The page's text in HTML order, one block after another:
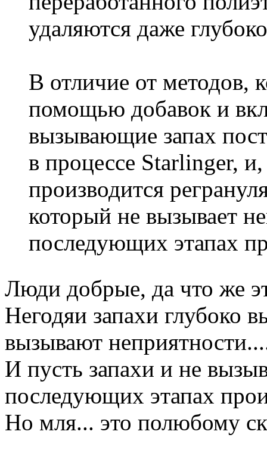
удаляются даже
В отличие от методов,
помощью добавок и
вызывающие запах
в процессе Starlinger,
производится
который не вызывает
последующих этапах
Люди добрые, да что же
Негодяи запахи глубоко
вызывают
И пусть запахи и не
последующих этапах
Но мля... это полюбому